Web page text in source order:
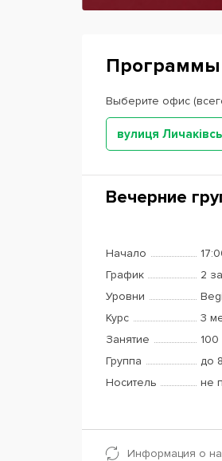
Программы
Выберите офис
вулиця
Вечерние
Начало
График
2
Уровни
Курс
3
Занятие
100
Группа
до
Носитель
не
Информация о